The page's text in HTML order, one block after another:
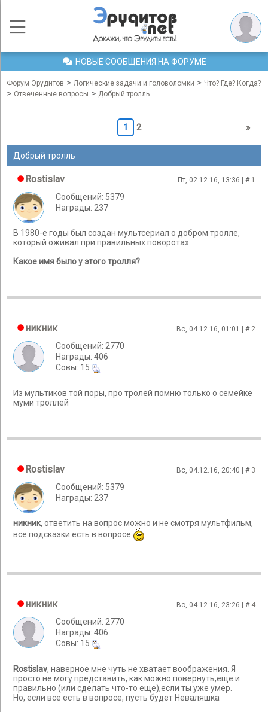
НОВЫЕ СООБЩЕНИЯ НА ФОРУМЕ
Форум Эрудитов > Логические задачи и головоломки > Что? Где? Когда?
> Отвеченные вопросы > Добрый тролль
1 2 »
Добрый тролль
Rostislav Пт, 02.12.16, 13:36 | # 1
Сообщений: 5379
Награды: 237
В 1980-е годы был создан мультсериал о добром тролле,
который оживал при правильных поворотах.
Какое имя было у этого тролля?
никник Вс, 04.12.16, 01:01 | # 2
Сообщений: 2770
Награды: 406
Cовы: 15
Из мультиков той поры, про тролей помню только о семейке
муми троллей
Rostislav Вс, 04.12.16, 20:40 | # 3
Сообщений: 5379
Награды: 237
никник, ответить на вопрос можно и не смотря мультфильм,
все подсказки есть в вопросе
никник Вс, 04.12.16, 23:26 | # 4
Сообщений: 2770
Награды: 406
Cовы: 15
Rostislav, наверное мне чуть не хватает воображения. Я
просто не могу представить, как можно повернуть,еще и
правильно (или сделать что-то еще),если ты уже умер.
Но, если все есть в вопросе, пусть будет Неваляшка